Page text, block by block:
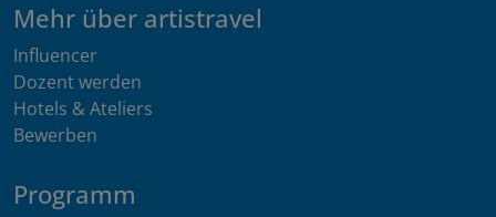
Mehr über artistravel
Influencer
Dozent werden
Hotels & Ateliers
Bewerben
Programm